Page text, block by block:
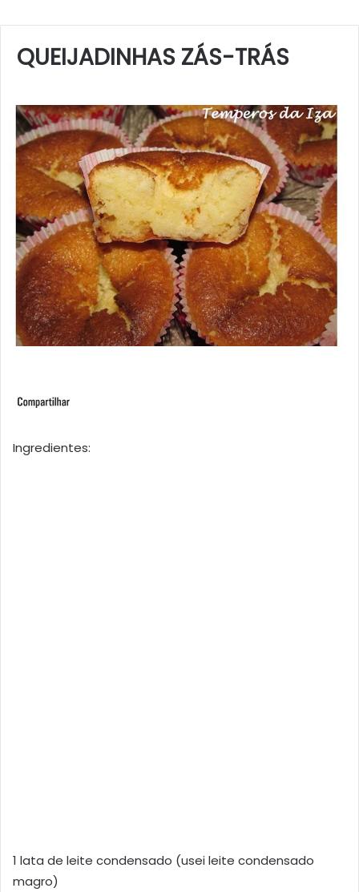
QUEIJADINHAS ZÁS-TRÁS
Ingredientes:
1 lata de leite condensado (usei leite condensado
magro)